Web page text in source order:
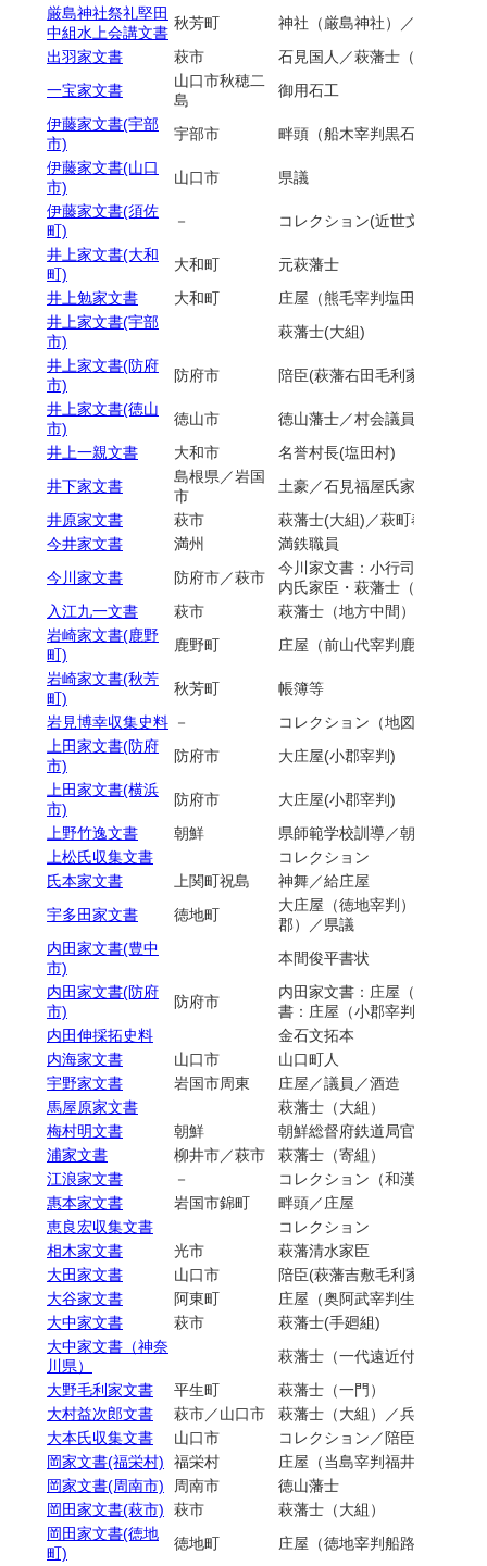
厳島神社祭礼堅田
中組水上会講文書
秋芳町
神社（厳島神社）／講（厳島
出羽家文書
萩市
石見国人／萩藩士（手廻組）
一宝家文書
山口市秋穂二
島
御用石工
伊藤家文書(宇部
市)
宇部市
畔頭（船木宰判黒石村）
伊藤家文書(山口
市)
山口市
県議
伊藤家文書(須佐
町)
－
コレクション(近世文書）
井上家文書(大和
町)
大和町
元萩藩士
井上勉家文書
大和町
庄屋（熊毛宰判塩田村）／副
井上家文書(宇部
市)
萩藩士(大組)
井上家文書(防府
市)
防府市
陪臣(萩藩右田毛利家臣)／村
井上家文書(徳山
市)
徳山市
徳山藩士／村会議員（徳山村
井上一親文書
大和市
名誉村長(塩田村)
井下家文書
島根県／岩国
市
土豪／石見福屋氏家臣／岩国
井原家文書
萩市
萩藩士(大組)／萩町奉行
今井家文書
満州
満鉄職員
今川家文書
防府市／萩市
今川家文書：小行司下右田村
内氏家臣・萩藩士（大組)
入江九一文書
萩市
萩藩士（地方中間）／吉田松
岩崎家文書(鹿野
町)
鹿野町
庄屋（前山代宰判鹿野上村ほ
岩崎家文書(秋芳
町)
秋芳町
帳簿等
岩見博幸収集史料 －
コレクション（地図他）
上田家文書(防府
市)
防府市
大庄屋(小郡宰判)
上田家文書(横浜
市)
防府市
大庄屋(小郡宰判)
上野竹逸文書
朝鮮
県師範学校訓導／朝鮮総督府
上松氏収集文書
コレクション
氏本家文書
上関町祝島
神舞／給庄屋
宇多田家文書
徳地町
大庄屋（徳地宰判）／庄屋（
郡）／県議
内田家文書(豊中
市)
本間俊平書状
内田家文書(防府
市)
防府市
内田家文書：庄屋（小郡宰判
書：庄屋（小郡宰判切畑村）
内田伸採拓史料
金石文拓本
内海家文書
山口市
山口町人
宇野家文書
岩国市周東
庄屋／議員／酒造
馬屋原家文書
萩藩士（大組）
梅村明文書
朝鮮
朝鮮総督府鉄道局官吏
浦家文書
柳井市／萩市
萩藩士（寄組）
江浪家文書
－
コレクション（和漢書他）
惠本家文書
岩国市錦町
畔頭／庄屋
恵良宏収集文書
コレクション
相木家文書
光市
萩藩清水家臣
大田家文書
山口市
陪臣(萩藩吉敷毛利家家臣)／
大谷家文書
阿東町
庄屋（奥阿武宰判生雲村）／
大中家文書
萩市
萩藩士(手廻組)
大中家文書（神奈
川県）
萩藩士（一代遠近付・手廻組
大野毛利家文書
平生町
萩藩士（一門）
大村益次郎文書
萩市／山口市
萩藩士（大組）／兵部省兵部
大本氏収集文書
山口市
コレクション／陪臣（吉敷毛
岡家文書(福栄村)
福栄村
庄屋（当島宰判福井下村）／
岡家文書(周南市)
周南市
徳山藩士
岡田家文書(萩市)
萩市
萩藩士（大組）
岡田家文書(徳地
町)
徳地町 庄屋（徳地宰判船路村）／副